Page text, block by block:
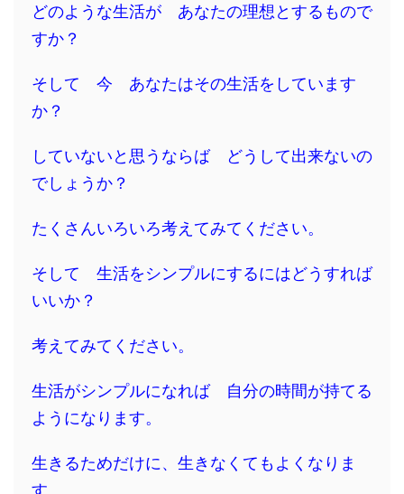
どのような生活が あなたの理想とするもので
すか？
そして 今 あなたはその生活をしています
か？
していないと思うならば どうして出来ないの
でしょうか？
たくさんいろいろ考えてみてください。
そして 生活をシンプルにするにはどうすれば
いいか？
考えてみてください。
生活がシンプルになれば 自分の時間が持てる
ようになります。
生きるためだけに、生きなくてもよくなりま
す。